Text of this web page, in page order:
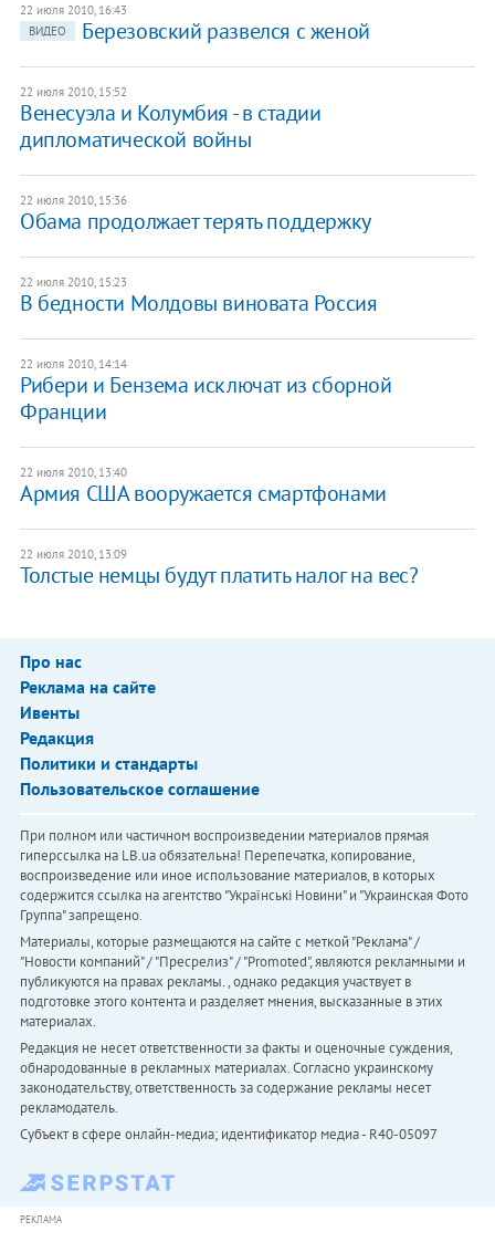
22 июля 2010, 16:43
ВИДЕО
Березовский развелся с женой
22 июля 2010, 15:52
Венесуэла и Колумбия - в стадии
дипломатической войны
22 июля 2010, 15:36
Обама продолжает терять поддержку
22 июля 2010, 15:23
В бедности Молдовы виновата Россия
22 июля 2010, 14:14
Рибери и Бензема исключат из сборной
Франции
22 июля 2010, 13:40
Армия США вооружается смартфонами
22 июля 2010, 13:09
Толстые немцы будут платить налог на вес?
Про нас
Реклама на сайте
Ивенты
Редакция
Политики и стандарты
Пользовательское соглашение
При полном или частичном воспроизведении материалов прямая
гиперссылка на LB.ua обязательна! Перепечатка, копирование,
воспроизведение или иное использование материалов, в которых
содержится ссылка на агентство "Українськi Новини" и "Украинская Фото
Группа" запрещено.
Материалы, которые размещаются на сайте с меткой "Реклама" /
"Новости компаний" / "Пресрелиз" / "Promoted", являются рекламными и
публикуются на правах рекламы. , однако редакция участвует в
подготовке этого контента и разделяет мнения, высказанные в этих
материалах.
Редакция не несет ответственности за факты и оценочные суждения,
обнародованные в рекламных материалах. Согласно украинскому
законодательству, ответственность за содержание рекламы несет
рекламодатель.
Субъект в сфере онлайн-медиа; идентификатор медиа - R40-05097
РЕКЛАМА